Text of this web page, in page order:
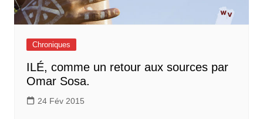
Chroniques
ILÉ, comme un retour aux sources par
Omar Sosa.
24 Fév 2015